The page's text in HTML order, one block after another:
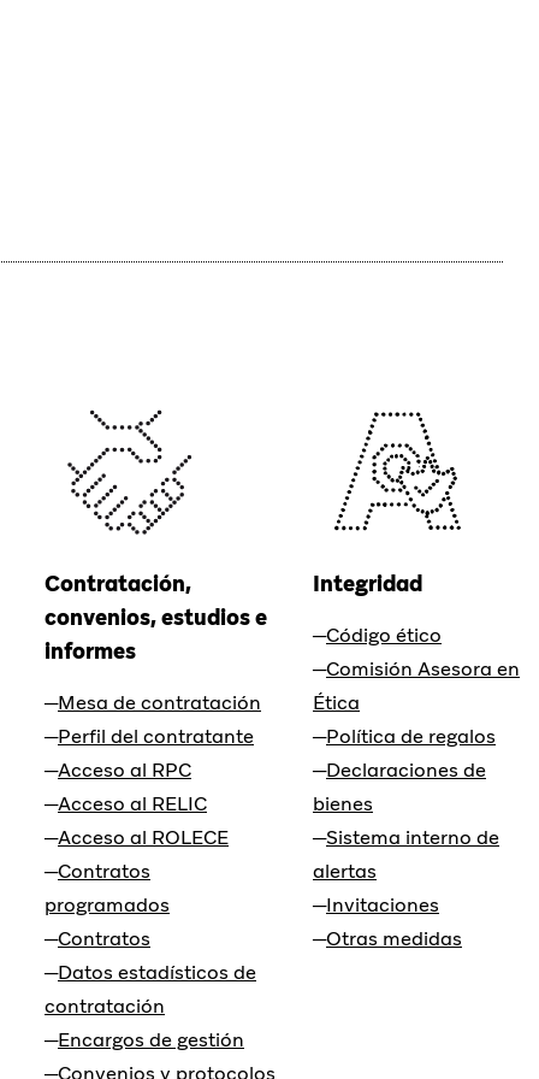
Contratación,
convenios, estudios e
informes
Mesa de contratación
Perfil del contratante
Acceso al RPC
Acceso al RELIC
Acceso al ROLECE
Contratos
programados
Contratos
Datos estadísticos de
contratación
Encargos de gestión
Convenios y protocolos
Integridad
Código ético
Comisión Asesora en
Ética
Política de regalos
Declaraciones de
bienes
Sistema interno de
alertas
Invitaciones
Otras medidas